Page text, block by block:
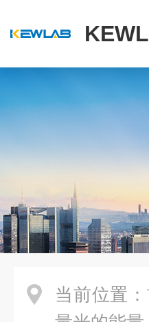
公司
当前位置：